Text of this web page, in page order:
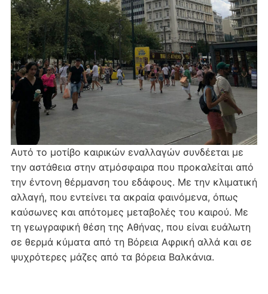
Αυτό το μοτίβο καιρικών εναλλαγών συνδέεται με
την αστάθεια στην ατμόσφαιρα που προκαλείται από
την έντονη θέρμανση του εδάφους. Με την κλιματική
αλλαγή, που εντείνει τα ακραία φαινόμενα, όπως
καύσωνες και απότομες μεταβολές του καιρού. Με
τη γεωγραφική θέση της Αθήνας, που είναι ευάλωτη
σε θερμά κύματα από τη Βόρεια Αφρική αλλά και σε
ψυχρότερες μάζες από τα βόρεια Βαλκάνια.